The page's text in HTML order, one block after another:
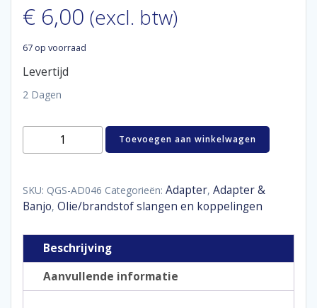
€ 6,00 (excl. btw)
67 op voorraad
Levertijd
2 Dagen
SS
adaptor
male
D03
M12
1,5
convex
aantal
Toevoegen aan winkelwagen
SKU: QGS-AD046 Categorieën: Adapter, Adapter &
Banjo, Olie/brandstof slangen en koppelingen
Beschrijving
Aanvullende informatie